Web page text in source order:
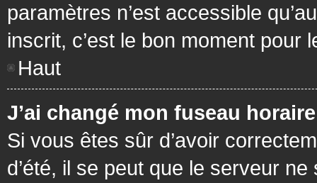
paramètres n’est accessible
inscrit, c’est le bon moment pour
Haut
J’ai changé mon fuseau
Si vous êtes sûr d’avoir
d’été, il se peut que le serveur